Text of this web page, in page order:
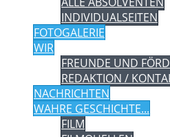
INDIVIDUALSEITEN
FOTOGALERIE
WIR
FREUNDE UND
REDAKTION /
NACHRICHTEN
WAHRE GESCHICHTE...
FILM